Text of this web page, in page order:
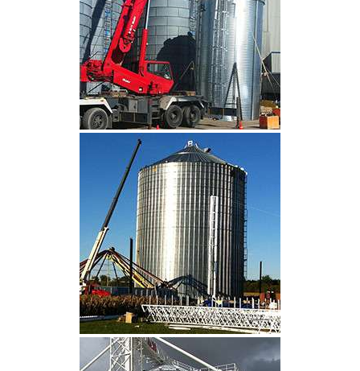
CLIQUEZ POUR AGRANDIR
CLIQUEZ POUR AGRANDIR